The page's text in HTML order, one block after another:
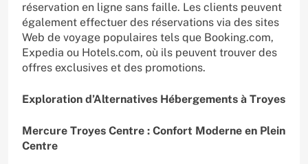
réservation en ligne sans faille. Les clients peuvent
également effectuer des réservations via des sites
Web de voyage populaires tels que Booking.com,
Expedia ou Hotels.com, où ils peuvent trouver des
offres exclusives et des promotions.
Exploration d’Alternatives Hébergements à Troyes
Mercure Troyes Centre : Confort Moderne en Plein
Centre